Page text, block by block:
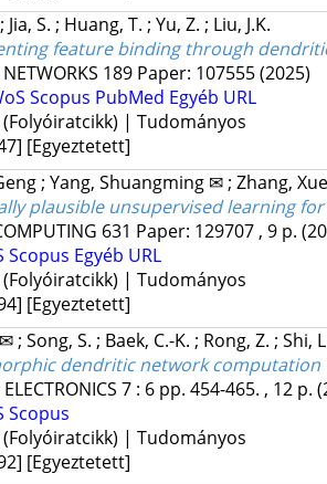
; Jia, S. ; Huang, T. ; Yu, Z. ; Liu, J.K.
feature binding through
189 Paper: 107555(2025)
Scopus PubMed Egyéb URL
(Folyóiratcikk) | Tudományos
[Egyeztetett]
; Yang, Shuangming ✉ ; Zhang,
plausible unsupervised learning
631 Paper: 129707 , 9 p.
Scopus Egyéb URL
(Folyóiratcikk) | Tudományos
[Egyeztetett]
; Song, S. ; Baek, C.-K. ; Rong, Z. ; Shi,
dendritic network
7: 6 pp. 454-465. , 12 p.
Scopus
(Folyóiratcikk) | Tudományos
[Egyeztetett]